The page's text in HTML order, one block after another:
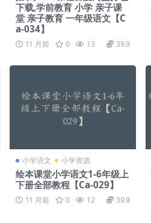
下载,学前教育 小学 亲子课
堂 亲子教育 一年级语文【C
a-034】
11 月前 0 13 39.9
小学语文 小学资源
绘本课堂小学语文1-6年级上
下册全部教程【Ca-029】
11 月前 0 12 39.9